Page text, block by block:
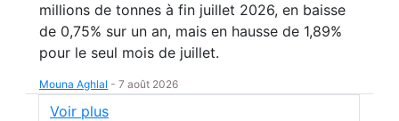
millions de tonnes à fin juillet 2026, en baisse
de 0,75% sur un an, mais en hausse de 1,89%
pour le seul mois de juillet.
Mouna Aghlal - 7 août 2026
Voir plus